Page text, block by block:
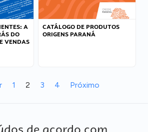
A
DO
VENDAS
CATÁLOGO DE PRODUTOS
ORIGENS PARANÁ
1 2 3 4 Próximo